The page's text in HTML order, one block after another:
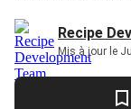
Recipe
Mis à jour le